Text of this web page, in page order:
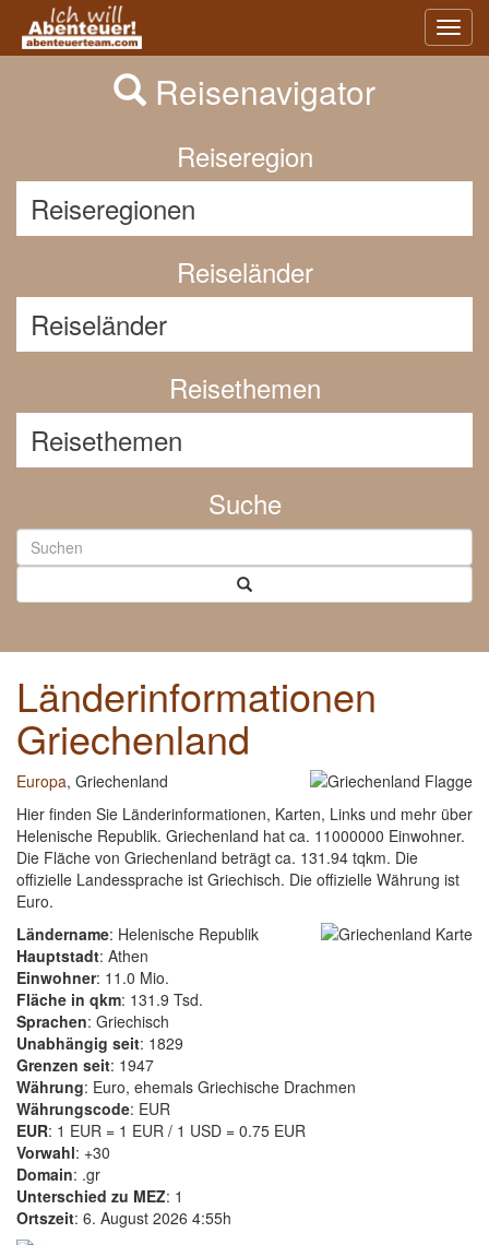
Previous
Reisenavigator
Reiseregion
Reiseländer
Reisethemen
Suche
Länderinformationen
Griechenland
Europa, Griechenland
Hier finden Sie Länderinformationen, Karten, Links und mehr über
Helenische Republik. Griechenland hat ca. 11000000 Einwohner.
Die Fläche von Griechenland beträgt ca. 131.94 tqkm. Die
offizielle Landessprache ist Griechisch. Die offizielle Währung ist
Euro.
Ländername: Helenische Republik
Hauptstadt: Athen
Einwohner: 11.0 Mio.
Fläche in qkm: 131.9 Tsd.
Sprachen: Griechisch
Unabhängig seit: 1829
Grenzen seit: 1947
Währung: Euro, ehemals Griechische Drachmen
Währungscode: EUR
EUR: 1 EUR = 1 EUR / 1 USD = 0.75 EUR
Vorwahl: +30
Domain: .gr
Unterschied zu MEZ: 1
Ortszeit: 6. August 2026 4:55h